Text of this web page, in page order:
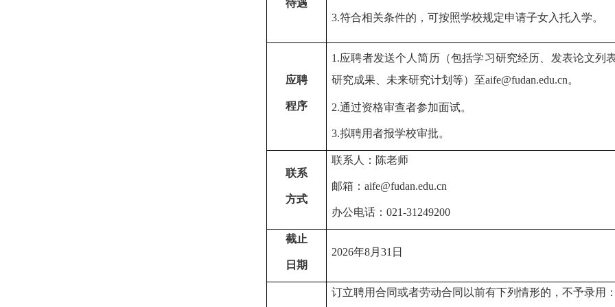
待遇
3.符合相关条件的，可按照学校规定申请子女入托入学。
应聘
程序
1.应聘者发送个人简历（包括学习研究经历、发表论文列
研究成果、未来研究计划等）至aife@fudan.edu.cn。
2.通过资格审查者参加面试。
3.拟聘用者报学校审批。
联系
方式
联系人：陈老师
邮箱：aife@fudan.edu.cn
办公电话：021-31249200
截止
日期
2026年8月31 日
订立聘用合同或者劳动合同以前有下列情形的，不予录用：